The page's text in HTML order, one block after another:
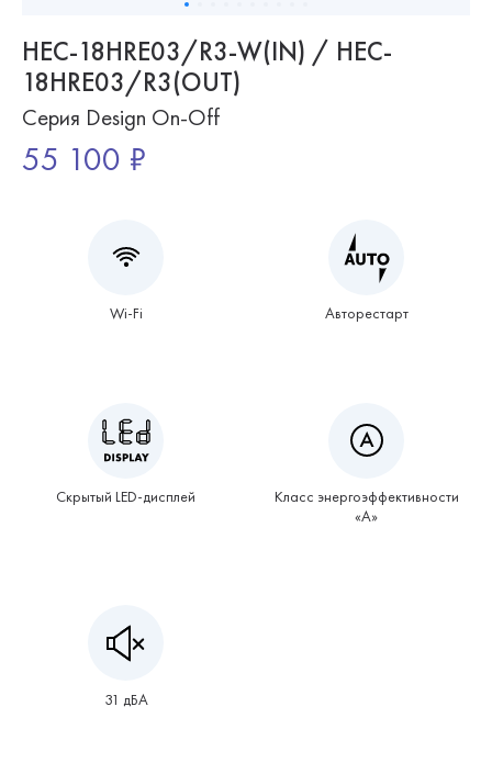
HEC-18HRE03/R3-W(IN) / HEC-
18HRE03/R3(OUT)
Серия Design On-Off
55 100 ₽
Wi-Fi Авторестарт
Скрытый LED-дисплей
Класс энергоэффективности
«А»
31 дБА